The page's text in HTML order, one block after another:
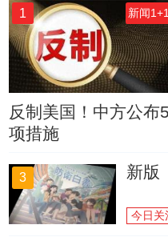
1 新闻1+1
反制美国！中方公布5
项措施
3 新版
今日关